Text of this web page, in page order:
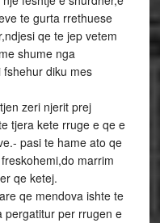
te gurta rrethuese
qe te jep vetem
shume nga
diku mes
zeri njerit prej
tjera kete rruge e qe e
pasi te hame ato qe
marrim
qe ketej.
qe mendova ishte te
pergatitur per rrugen e